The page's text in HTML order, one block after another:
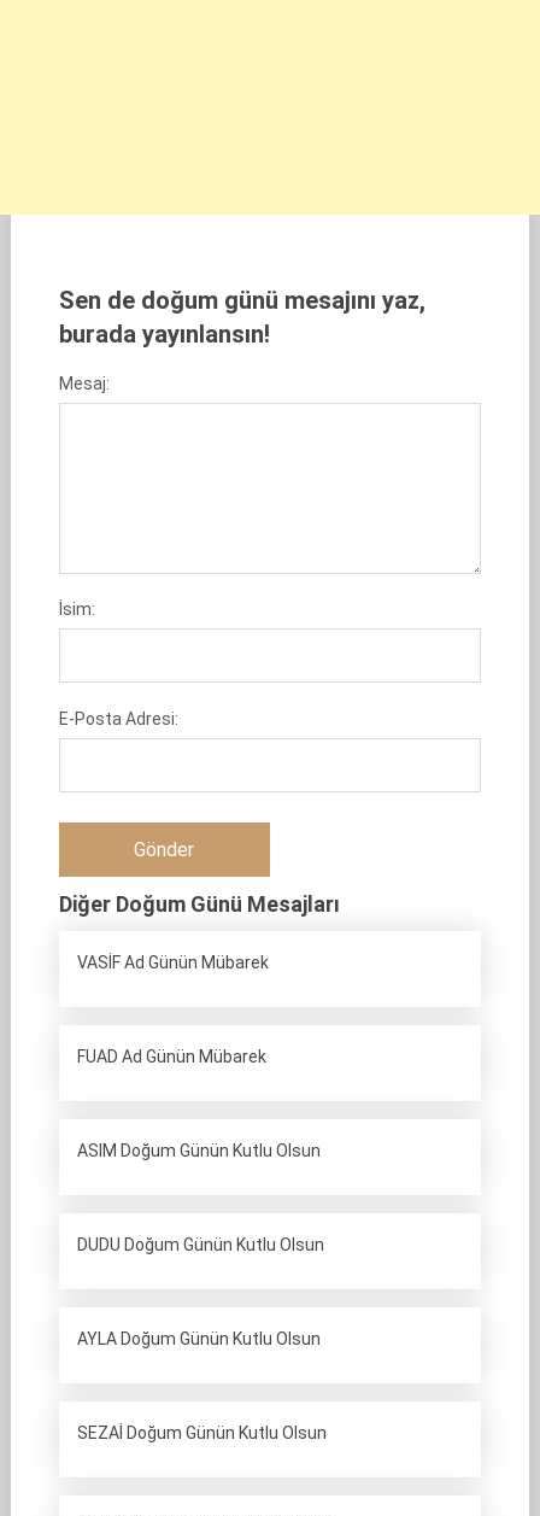
Sen de doğum günü mesajını yaz,
burada yayınlansın!
Mesaj:
İsim:
E-Posta Adresi:
Diğer Doğum Günü Mesajları
VASİF Ad Günün Mübarek
FUAD Ad Günün Mübarek
ASIM Doğum Günün Kutlu Olsun
DUDU Doğum Günün Kutlu Olsun
AYLA Doğum Günün Kutlu Olsun
SEZAİ Doğum Günün Kutlu Olsun